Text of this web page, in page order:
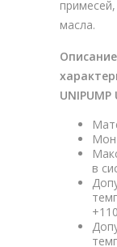
масла.
UNIPUMP
в